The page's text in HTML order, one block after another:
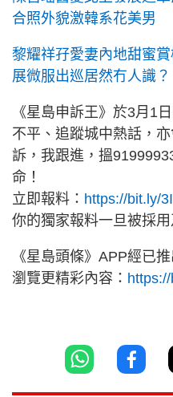
合照外貌激韓系花美男
黎耀祥孖愛妻內地甜蜜
展微服出巡居然冇人識？
《星島申訴王》於3月1
不平、追蹤城中熱話，
訴，我跟進，搵
命！
立即報料： https://bit.ly/
你的獨家報料一旦被採
《星島頭條》APP經已
瀏覽更精彩內容：